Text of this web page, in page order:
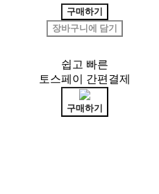
구매하기
장바구니에 담기
쉽고 빠른
토스페이 간편결제
구매하기